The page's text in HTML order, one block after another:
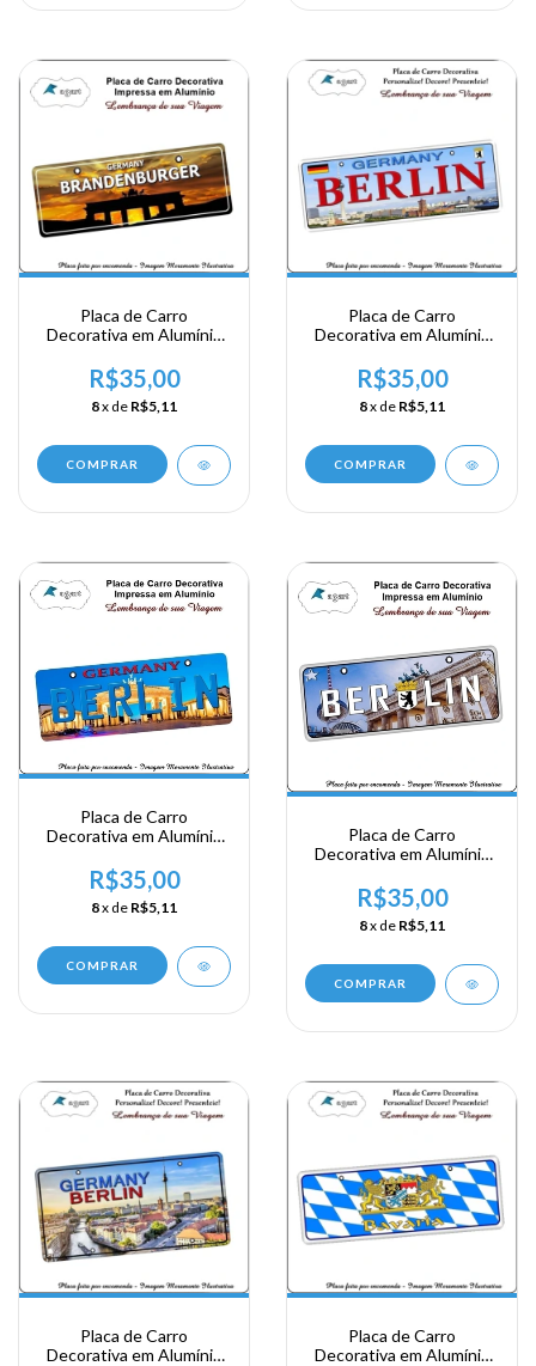
Placa de Carro
Decorativa em Alumínio
Viagem a Alemanha -
Brandernburger
R$35,00
8x de R$5,11
COMPRAR
Placa de Carro
Decorativa em Alumínio
Viagem a Alemanha -
Germany Berlin
R$35,00
8x de R$5,11
COMPRAR
Placa de Carro
Decorativa em Alumínio
Viagem a Alemanha -
Germany Berlin
R$35,00
8x de R$5,11
COMPRAR
Placa de Carro
Decorativa em Alumínio
Viagem a Alemanha -
Berlin
R$35,00
8x de R$5,11
COMPRAR
Placa de Carro
Decorativa em Alumínio
Placa de Carro
Decorativa em Alumínio